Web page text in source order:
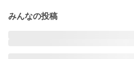
みんなの投稿